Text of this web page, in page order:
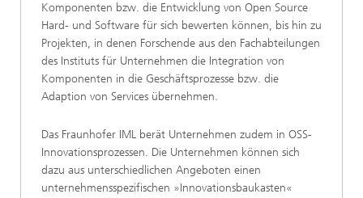
Komponenten bzw. die Entwicklung von Open Source
Hard- und Software für sich bewerten können, bis hin zu
Projekten, in denen Forschende aus den Fachabteilungen
des Instituts für Unternehmen die Integration von
Komponenten in die Geschäftsprozesse bzw. die
Adaption von Services übernehmen.
Das Fraunhofer IML berät Unternehmen zudem in OSS-
Innovationsprozessen. Die Unternehmen können sich
dazu aus unterschiedlichen Angeboten einen
unternehmensspezifischen »Innovationsbaukasten«